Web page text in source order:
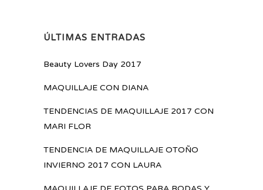
ÚLTIMAS ENTRADAS
Beauty Lovers Day 2017
MAQUILLAJE CON DIANA
TENDENCIAS DE MAQUILLAJE 2017 CON
MARI FLOR
TENDENCIA DE MAQUILLAJE OTOÑO
INVIERNO 2017 CON LAURA